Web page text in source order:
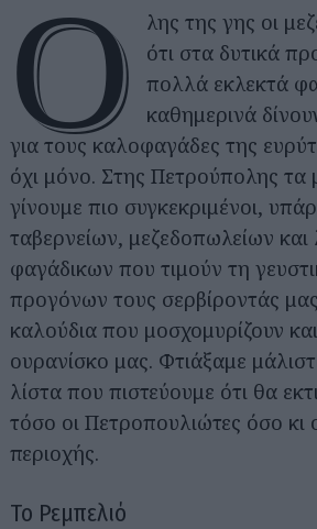
Ό
λης της γης οι
ότι στα δυτικά
πολλά εκλεκτά
καθημερινά
για τους καλοφαγάδες της
όχι μόνο. Στης Πετρούπολης τα
γίνουμε πιο συγκεκριμένοι,
ταβερνείων, μεζεδοπωλείων και
φαγάδικων που τιμούν τη
προγόνων τους σερβίροντάς
καλούδια που μοσχομυρίζουν
ουρανίσκο μας. Φτιάξαμε
λίστα που πιστεύουμε ότι θα
τόσο οι Πετροπουλιώτες όσο κι
περιοχής.
To Ρεμπελιό